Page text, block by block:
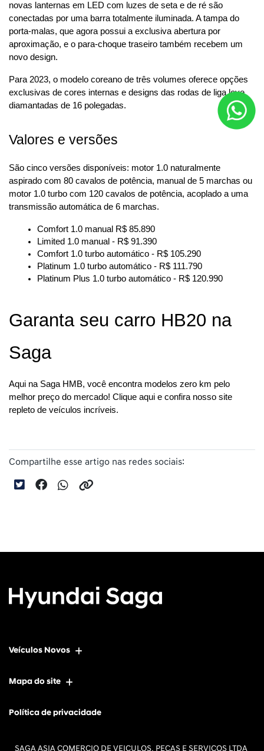
novas lanternas em LED com luzes de seta e de ré são
conectadas por uma barra totalmente iluminada. A tampa do
porta-malas, que agora possui a exclusiva abertura por
aproximação, e o para-choque traseiro também recebem um
novo design.
Para 2023, o modelo coreano de três volumes oferece opções
exclusivas de cores internas e designs das rodas de liga leve
diamantadas de 16 polegadas.
Valores e versões
São cinco versões disponíveis: motor 1.0 naturalmente
aspirado com 80 cavalos de potência, manual de 5 marchas ou
motor 1.0 turbo com 120 cavalos de potência, acoplado a uma
transmissão automática de 6 marchas.
Comfort 1.0 manual R$ 85.890
Limited 1.0 manual - R$ 91.390
Comfort 1.0 turbo automático - R$ 105.290
Platinum 1.0 turbo automático - R$ 111.790
Platinum Plus 1.0 turbo automático - R$ 120.990
Garanta seu carro HB20 na
Saga
Aqui na Saga HMB, você encontra modelos zero km pelo
melhor preço do mercado! Clique aqui e confira nosso site
repleto de veículos incríveis.
Compartilhe esse artigo nas redes sociais:
Veículos Novos
Mapa do site
Política de privacidade
SAGA ASIA COMERCIO DE VEICULOS, PECAS E SERVICOS LTDA